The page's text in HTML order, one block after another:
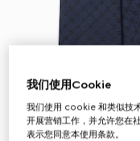
我们使用Cookie
我们使用 cookie 和类似技
开展营销工作，并允许您在
表示您同意本使用条款。